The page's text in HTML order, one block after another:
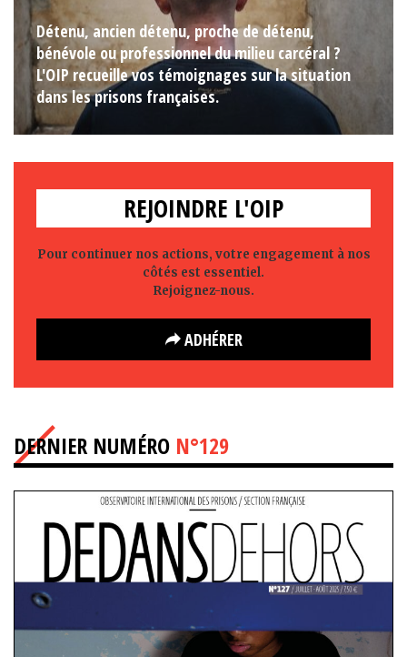
Détenu, ancien détenu, proche de détenu,
bénévole ou professionnel du milieu carcéral ?
L'OIP recueille vos témoignages sur la situation
dans les prisons françaises.
REJOINDRE L'OIP
Pour continuer nos actions, votre engagement à nos
côtés est essentiel.
Rejoignez-nous.
ADHÉRER
DERNIER NUMÉRO N°129